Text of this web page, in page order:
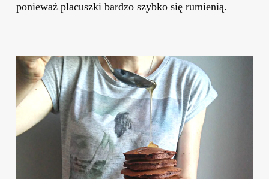
ponieważ placuszki bardzo szybko się rumienią.